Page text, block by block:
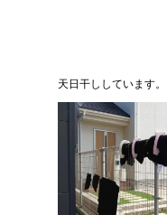
天日干ししています。